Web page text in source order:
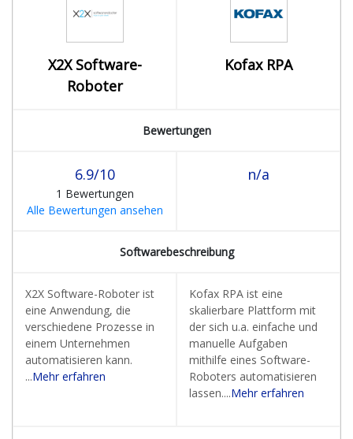
X2X Software-
Roboter
Kofax RPA
Bewertungen
6.9/10
1 Bewertungen
Alle Bewertungen ansehen
n/a
Softwarebeschreibung
X2X Software-Roboter ist
eine Anwendung, die
verschiedene Prozesse in
einem Unternehmen
automatisieren kann.
...Mehr erfahren
Kofax RPA ist eine
skalierbare Plattform mit
der sich u.a. einfache und
manuelle Aufgaben
mithilfe eines Software-
Roboters automatisieren
lassen....Mehr erfahren